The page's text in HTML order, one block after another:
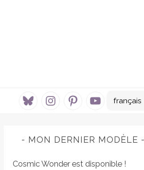
bluesky instagrampinterest youtube
MON DERNIER MODÈLE
Cosmic Wonder est disponible !